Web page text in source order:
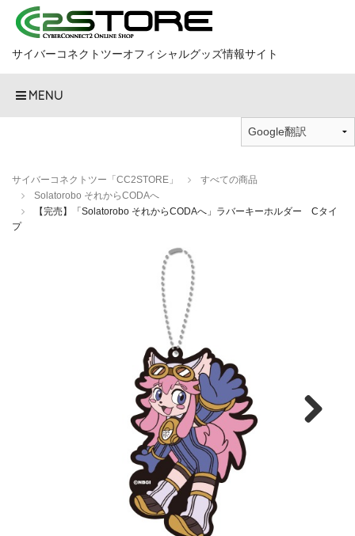
サイバーコネクトツーオフィシャルグッズ情報サイト
MENU
サイバーコネクトツー「CC2STORE」
すべての商品
Solatorobo それからCODAへ
【完売】「Solatorobo それからCODAへ」ラバーキーホルダー Cタイ
プ